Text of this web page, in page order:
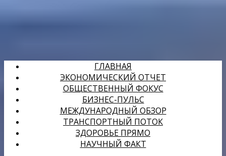
ГЛАВНАЯ
ЭКОНОМИЧЕСКИЙ ОТЧЕТ
ОБЩЕСТВЕННЫЙ ФОКУС
БИЗНЕС-ПУЛЬС
МЕЖДУНАРОДНЫЙ ОБЗОР
ТРАНСПОРТНЫЙ ПОТОК
ЗДОРОВЬЕ ПРЯМО
НАУЧНЫЙ ФАКТ